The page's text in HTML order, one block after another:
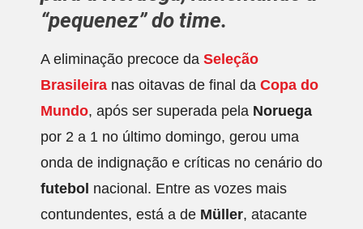
“pequenez” do time.
A eliminação precoce da Seleção
Brasileira nas oitavas de final da Copa do
Mundo, após ser superada pela Noruega
por 2 a 1 no último domingo, gerou uma
onda de indignação e críticas no cenário do
futebol nacional. Entre as vozes mais
contundentes, está a de Müller, atacante